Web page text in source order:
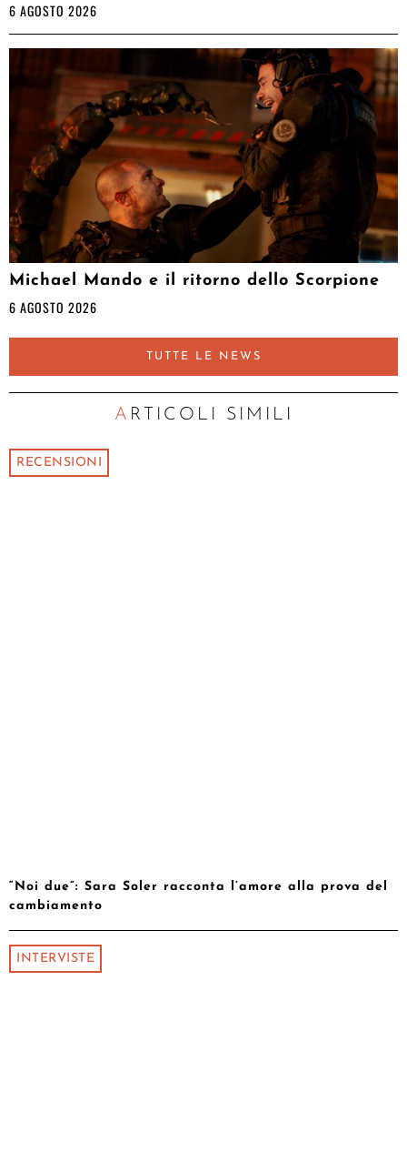
6 AGOSTO 2026
Michael Mando e il ritorno dello Scorpione
6 AGOSTO 2026
TUTTE LE NEWS
ARTICOLI SIMILI
RECENSIONI
“Noi due”: Sara Soler racconta l’amore alla prova del
cambiamento
INTERVISTE